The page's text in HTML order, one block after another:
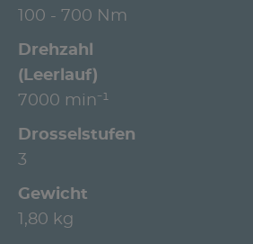
100 - 700 Nm
Drehzahl
(Leerlauf)
7000 min⁻¹
Drosselstufen
3
Gewicht
1,80 kg